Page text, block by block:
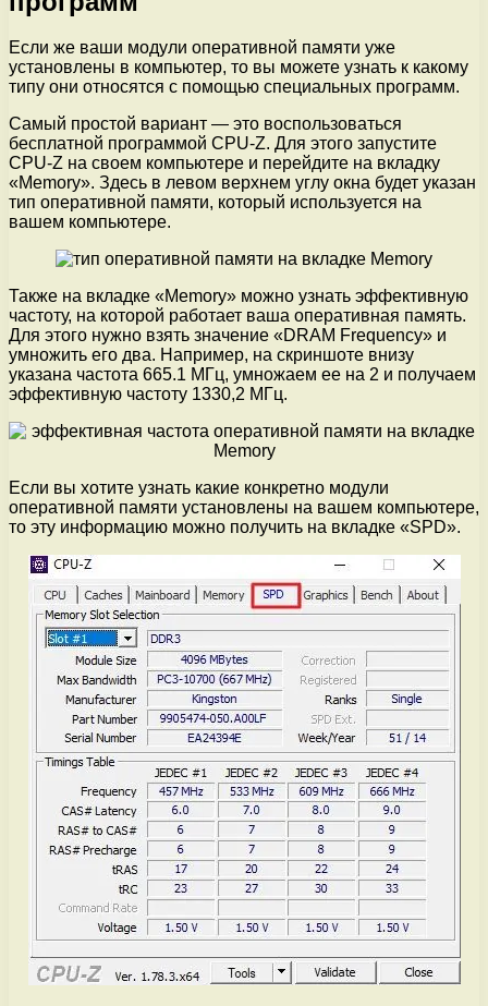
Если же ваши модули оперативной памяти уже
установлены в компьютер, то вы можете узнать к какому
типу они относятся с помощью специальных программ.
Самый простой вариант — это воспользоваться
бесплатной программой CPU-Z. Для этого запустите
CPU-Z на своем компьютере и перейдите на вкладку
«Memory». Здесь в левом верхнем углу окна будет указан
тип оперативной памяти, который используется на
вашем компьютере.
Также на вкладке «Memory» можно узнать эффективную
частоту, на которой работает ваша оперативная память.
Для этого нужно взять значение «DRAM Frequency» и
умножить его два. Например, на скриншоте внизу
указана частота 665.1 МГц, умножаем ее на 2 и получаем
эффективную частоту 1330,2 МГц.
Если вы хотите узнать какие конкретно модули
оперативной памяти установлены на вашем компьютере,
то эту информацию можно получить на вкладке «SPD».